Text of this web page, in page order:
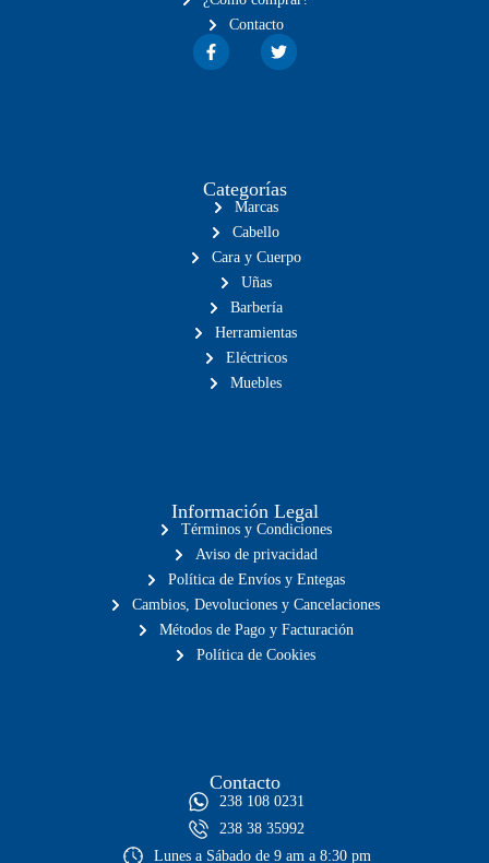
Contacto
Categorías
Marcas
Cabello
Cara y Cuerpo
Uñas
Barbería
Herramientas
Eléctricos
Muebles
Información Legal
Términos y Condiciones
Aviso de privacidad
Política de Envíos y Entegas
Cambios, Devoluciones y Cancelaciones
Métodos de Pago y Facturación
Política de Cookies
Contacto
238 108 0231
238 38 35992
Lunes a Sábado de 9 am a 8:30 pm